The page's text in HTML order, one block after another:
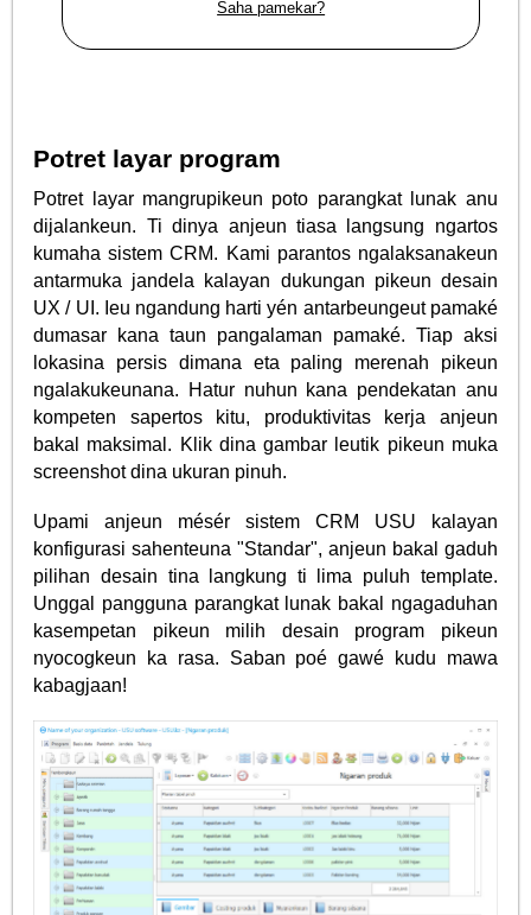
Saha pamekar?
Potret layar program
Potret layar mangrupikeun poto parangkat lunak anu
dijalankeun. Ti dinya anjeun tiasa langsung ngartos
kumaha sistem CRM. Kami parantos ngalaksanakeun
antarmuka jandela kalayan dukungan pikeun desain
UX / UI. Ieu ngandung harti yén antarbeungeut pamaké
dumasar kana taun pangalaman pamaké. Tiap aksi
lokasina persis dimana eta paling merenah pikeun
ngalakukeunana. Hatur nuhun kana pendekatan anu
kompeten sapertos kitu, produktivitas kerja anjeun
bakal maksimal. Klik dina gambar leutik pikeun muka
screenshot dina ukuran pinuh.
Upami anjeun mésér sistem CRM USU kalayan
konfigurasi sahenteuna "Standar", anjeun bakal gaduh
pilihan desain tina langkung ti lima puluh template.
Unggal pangguna parangkat lunak bakal ngagaduhan
kasempetan pikeun milih desain program pikeun
nyocogkeun ka rasa. Saban poé gawé kudu mawa
kabagjaan!